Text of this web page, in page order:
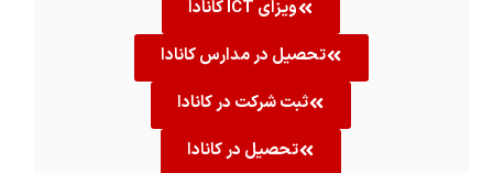
ویزای ICT کانادا
تحصیل در مدارس کانادا
ثبت شرکت در کانادا
تحصیل در کانادا